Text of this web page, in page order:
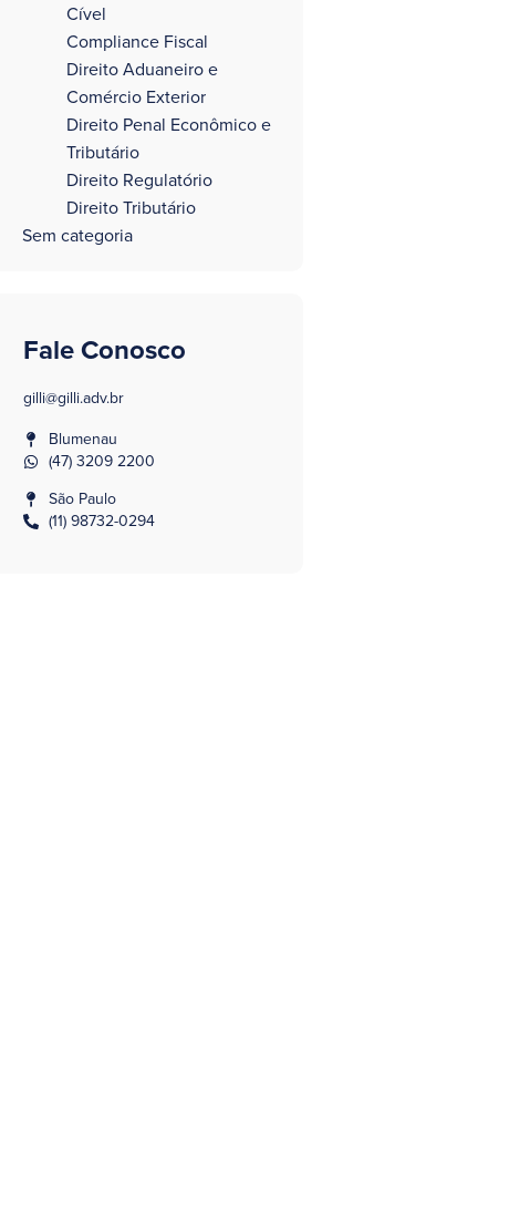
Cível
Compliance Fiscal
Direito Aduaneiro e
Comércio Exterior
Direito Penal Econômico e
Tributário
Direito Regulatório
Direito Tributário
Sem categoria
Fale Conosco
gilli@gilli.adv.br
Blumenau
(47) 3209 2200
São Paulo
(11) 98732-0294